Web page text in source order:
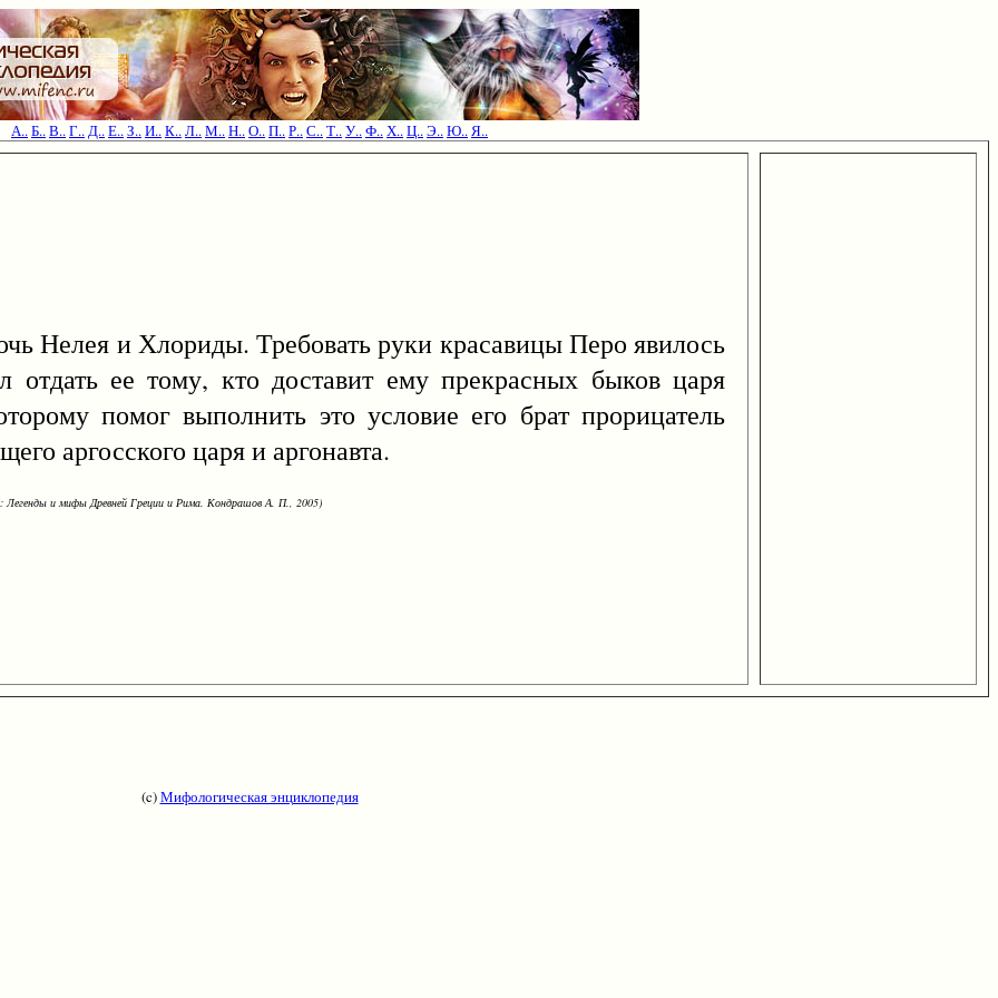
А..Б..В..Г..Д..Е..З..И..К..Л..М..Н..О..П..Р..С..Т..У..Ф..Х..Ц..Э..Ю..Я..
Нелея и Хлориды. Требовать руки красавицы Перо явилось
отдать ее тому, кто доставит ему прекрасных быков царя
помог выполнить это условие его брат прорицатель
аргосского царя и аргонавта.
Легенды и мифы Древней Греции и Рима. Кондрашов А. П., 2005)
(c)Мифологическая энциклопедия